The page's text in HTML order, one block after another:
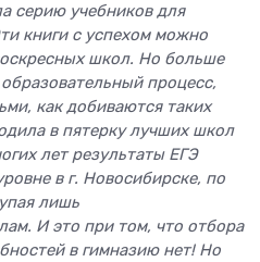
серию учебников для
книги с успехом можно
школ. Но больше
процесс,
как добиваются таких
в пятерку лучших школ
лет результаты ЕГЭ
в г. Новосибирске, по
лишь
И это при том, что отбора
в гимназию нет! Но